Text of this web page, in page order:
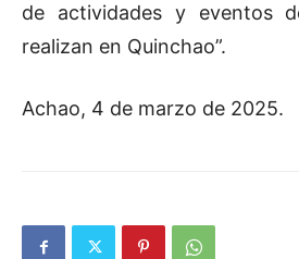
de actividades y eventos
realizan en Quinchao”.
Achao, 4 de marzo de 2025.